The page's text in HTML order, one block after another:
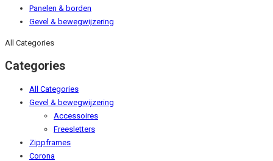
Panelen & borden
Gevel & bewegwijzering
All Categories
Categories
All Categories
Gevel & bewegwijzering
Accessoires
Freesletters
Zippframes
Corona